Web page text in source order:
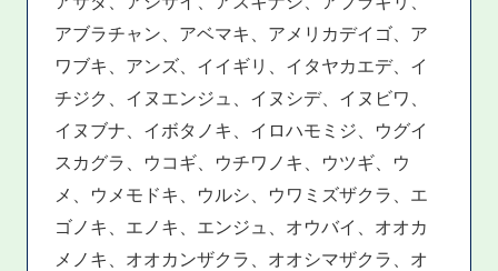
アブラチャン、アベマキ、アメリカデイゴ、ア
ワブキ、アンズ、イイギリ、イタヤカエデ、イ
チジク、イヌエンジュ、イヌシデ、イヌビワ、
イヌブナ、イボタノキ、イロハモミジ、ウグイ
スカグラ、ウコギ、ウチワノキ、ウツギ、ウ
メ、ウメモドキ、ウルシ、ウワミズザクラ、エ
ゴノキ、エノキ、エンジュ、オウバイ、オオカ
メノキ、オオカンザクラ、オオシマザクラ、オ